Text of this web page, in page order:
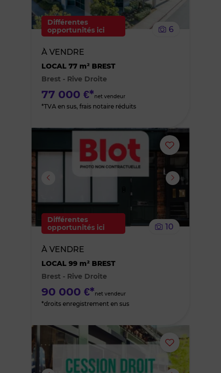
Différentes
opportunités ici
6
À VENDRE
LOCAL 77 m² BREST
Brest - Rive Droite
77 000 €*net vendeur
*TVA en sus, frais notaire réduits
Ajouter
ou
supprimer
Différentes
opportunités ici
10
À VENDRE
LOCAL 99 m² BREST
Brest - Rive Droite
90 000 €*net vendeur
*droits enregistrement en sus
Ajouter
ou